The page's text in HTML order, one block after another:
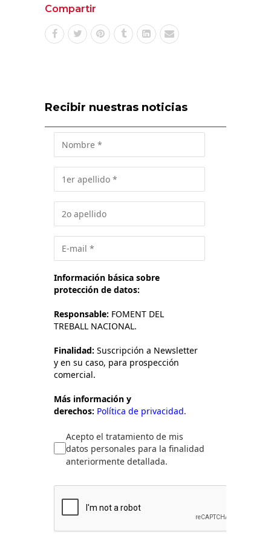
Compartir
Recibir nuestras noticias
Información básica sobre
protección de datos:
Responsable: FOMENT DEL
TREBALL NACIONAL.
Finalidad: Suscripción a Newsletter
y en su caso, para prospección
comercial.
Más información y
derechos: Política de privacidad.
Acepto el tratamiento de mis
datos personales para la finalidad
anteriormente detallada.